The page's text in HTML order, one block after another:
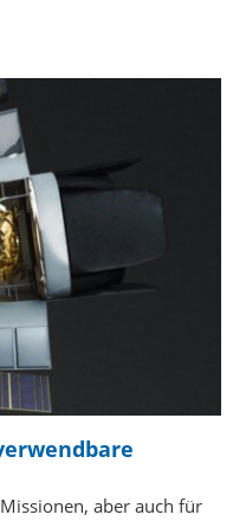
aber auch für